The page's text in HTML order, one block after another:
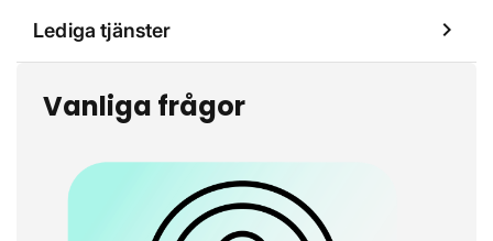
Lediga tjänster chevron_right
Vanliga frågor